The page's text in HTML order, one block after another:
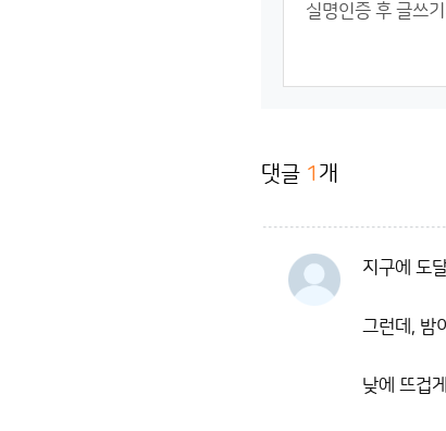
댓글 1 개
지구에 도
그런데, 밤
낮에 뜨겁